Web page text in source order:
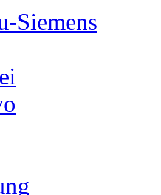
Siemens